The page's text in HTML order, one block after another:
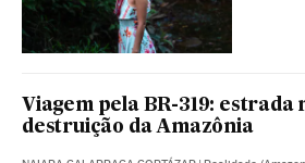
Viagem pela BR-319: estrada
destruição da Amazônia